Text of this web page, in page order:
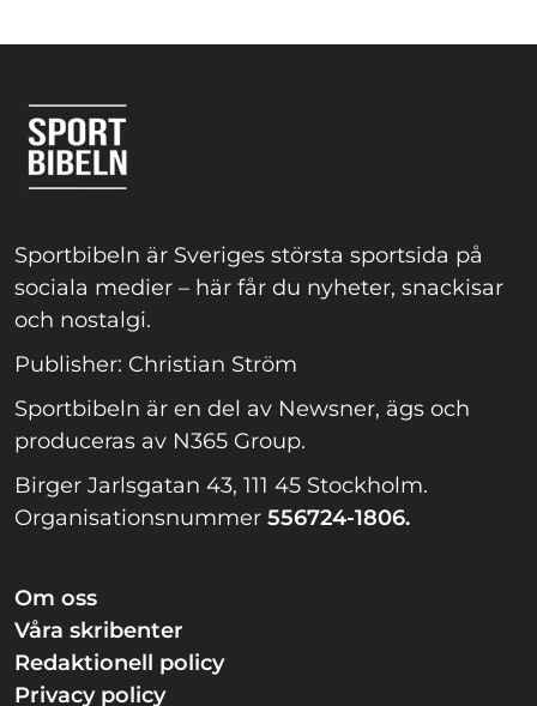
Sportbibeln är Sveriges största sportsida på
sociala medier – här får du nyheter, snackisar
och nostalgi.
Publisher: Christian Ström
Sportbibeln är en del av Newsner, ägs och
produceras av N365 Group.
Birger Jarlsgatan 43, 111 45 Stockholm.
Organisationsnummer 556724-1806.
Om oss
Våra skribenter
Redaktionell policy
Privacy policy